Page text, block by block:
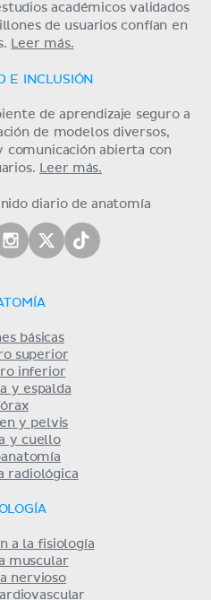
académicos validados
de usuarios confían en
Leer más.
E INCLUSIÓN
de aprendizaje seguro a
de modelos diversos,
abierta con
Leer más.
diario de anatomía
básicas
superior
inferior
y espalda
y pelvis
y cuello
radiológica
a la fisiología
muscular
nervioso